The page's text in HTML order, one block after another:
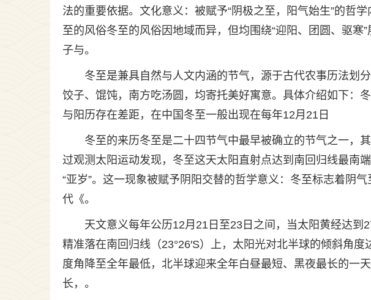
法的重要依据。文化意义：被赋予“阴极之至，阳气始生”的哲
至的风俗冬至的风俗因地域而异，但均围绕“迎阳、团圆、驱寒
子与。
冬至是兼具自然与人文内涵的节气，源于古代农事历法划
饺子、馄饨，南方吃汤圆，均寄托美好寓意。具体介绍如下：
与阳历存在差距，在中国冬至一般出现在每年12月21日
冬至的来历冬至是二十四节气中最早被确立的节气之一，
过观测太阳运动发现，冬至这天太阳直射点达到南回归线最南
“亚岁”。这一现象被赋予阴阳交替的哲学意义：冬至标志着阴
代《。
天文意义每年公历12月21日至23日之间，当太阳黄经达到
精准落在南回归线（23°26′S）上，太阳光对北半球的倾斜角
度角降至全年最低，北半球迎来全年白昼最短、黑夜最长的一
长，。